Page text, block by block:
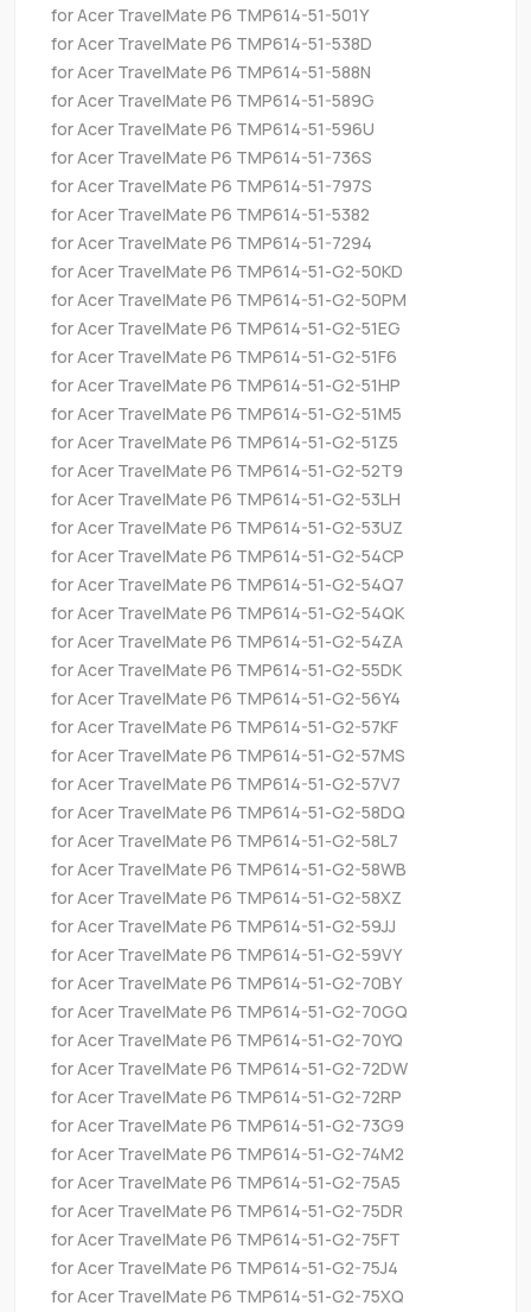
for Acer TravelMate P6 TMP614-51-501Y
for Acer TravelMate P6 TMP614-51-538D
for Acer TravelMate P6 TMP614-51-588N
for Acer TravelMate P6 TMP614-51-589G
for Acer TravelMate P6 TMP614-51-596U
for Acer TravelMate P6 TMP614-51-736S
for Acer TravelMate P6 TMP614-51-797S
for Acer TravelMate P6 TMP614-51-5382
for Acer TravelMate P6 TMP614-51-7294
for Acer TravelMate P6 TMP614-51-G2-50KD
for Acer TravelMate P6 TMP614-51-G2-50PM
for Acer TravelMate P6 TMP614-51-G2-51EG
for Acer TravelMate P6 TMP614-51-G2-51F6
for Acer TravelMate P6 TMP614-51-G2-51HP
for Acer TravelMate P6 TMP614-51-G2-51M5
for Acer TravelMate P6 TMP614-51-G2-51Z5
for Acer TravelMate P6 TMP614-51-G2-52T9
for Acer TravelMate P6 TMP614-51-G2-53LH
for Acer TravelMate P6 TMP614-51-G2-53UZ
for Acer TravelMate P6 TMP614-51-G2-54CP
for Acer TravelMate P6 TMP614-51-G2-54Q7
for Acer TravelMate P6 TMP614-51-G2-54QK
for Acer TravelMate P6 TMP614-51-G2-54ZA
for Acer TravelMate P6 TMP614-51-G2-55DK
for Acer TravelMate P6 TMP614-51-G2-56Y4
for Acer TravelMate P6 TMP614-51-G2-57KF
for Acer TravelMate P6 TMP614-51-G2-57MS
for Acer TravelMate P6 TMP614-51-G2-57V7
for Acer TravelMate P6 TMP614-51-G2-58DQ
for Acer TravelMate P6 TMP614-51-G2-58L7
for Acer TravelMate P6 TMP614-51-G2-58WB
for Acer TravelMate P6 TMP614-51-G2-58XZ
for Acer TravelMate P6 TMP614-51-G2-59JJ
for Acer TravelMate P6 TMP614-51-G2-59VY
for Acer TravelMate P6 TMP614-51-G2-70BY
for Acer TravelMate P6 TMP614-51-G2-70GQ
for Acer TravelMate P6 TMP614-51-G2-70YQ
for Acer TravelMate P6 TMP614-51-G2-72DW
for Acer TravelMate P6 TMP614-51-G2-72RP
for Acer TravelMate P6 TMP614-51-G2-73G9
for Acer TravelMate P6 TMP614-51-G2-74M2
for Acer TravelMate P6 TMP614-51-G2-75A5
for Acer TravelMate P6 TMP614-51-G2-75DR
for Acer TravelMate P6 TMP614-51-G2-75FT
for Acer TravelMate P6 TMP614-51-G2-75J4
for Acer TravelMate P6 TMP614-51-G2-75XQ